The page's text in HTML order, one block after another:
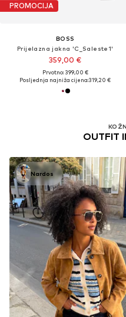
PROMOCIJA
BOSS
Prijelazna jakna 'C_Saleste1'
359,00 €
Prvotno: 399,00 €
Posljednja najniža cijena:319,20 €
OUTFIT
Nardos